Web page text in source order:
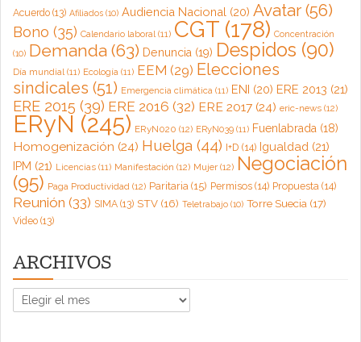
Acuerdo (13) Afiliados (10) Audiencia Nacional (20) Avatar (56)
Bono (35) Calendario laboral(11) CGT (178) Concentración
(10) Demanda (63) Denuncia (19) Despidos (90)
Día mundial(11) Ecología (11) EEM (29) Elecciones
sindicales (51) Emergencia climática (11) ENI (20) ERE 2013 (21)
ERE 2015 (39) ERE 2016 (32) ERE 2017 (24) eric-news (12)
ERyN (245) ERyN020 (12) ERyN039 (11) Fuenlabrada (18)
Homogenización (24) Huelga (44) I+D (14) Igualdad (21)
IPM (21) Licencias (11) Manifestación (12) Mujer(12) Negociación
(95) Paga Productividad (12) Paritaria (15) Permisos (14) Propuesta (14)
Reunión (33) SIMA (13) STV (16) Teletrabajo (10) Torre Suecia (17)
Video (13)
ARCHIVOS
ARCHIVOS